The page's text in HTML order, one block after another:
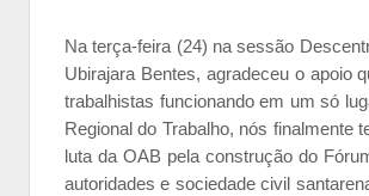
Na terça-feira (24) na sessão
Ubirajara Bentes, agradeceu o apoio
trabalhistas funcionando em um só
Regional do Trabalho, nós finalmente
luta da OAB pela construção do
autoridades e sociedade civil